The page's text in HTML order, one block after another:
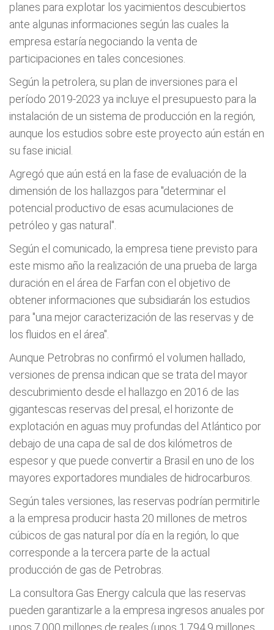
planes para explotar los yacimientos descubiertos
ante algunas informaciones según las cuales la
empresa estaría negociando la venta de
participaciones en tales concesiones.
Según la petrolera, su plan de inversiones para el
período 2019-2023 ya incluye el presupuesto para la
instalación de un sistema de producción en la región,
aunque los estudios sobre este proyecto aún están en
su fase inicial.
Agregó que aún está en la fase de evaluación de la
dimensión de los hallazgos para "determinar el
potencial productivo de esas acumulaciones de
petróleo y gas natural".
Según el comunicado, la empresa tiene previsto para
este mismo año la realización de una prueba de larga
duración en el área de Farfan con el objetivo de
obtener informaciones que subsidiarán los estudios
para "una mejor caracterización de las reservas y de
los fluidos en el área".
Aunque Petrobras no confirmó el volumen hallado,
versiones de prensa indican que se trata del mayor
descubrimiento desde el hallazgo en 2016 de las
gigantescas reservas del presal, el horizonte de
explotación en aguas muy profundas del Atlántico por
debajo de una capa de sal de dos kilómetros de
espesor y que puede convertir a Brasil en uno de los
mayores exportadores mundiales de hidrocarburos.
Según tales versiones, las reservas podrían permitirle
a la empresa producir hasta 20 millones de metros
cúbicos de gas natural por día en la región, lo que
corresponde a la tercera parte de la actual
producción de gas de Petrobras.
La consultora Gas Energy calcula que las reservas
pueden garantizarle a la empresa ingresos anuales por
unos 7.000 millones de reales (unos 1.794,9 millones